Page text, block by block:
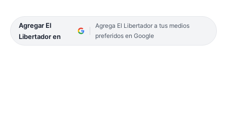
Agregar El
Libertador en
Agrega El Libertador a tus medios
preferidos en Google